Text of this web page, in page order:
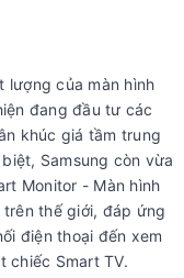
lượng của màn hình
đang đầu tư các
khúc giá tầm trung
Samsung còn vừa
Monitor - Màn hình
thế giới, đáp ứng
điện thoại đến xem
chiếc Smart TV.